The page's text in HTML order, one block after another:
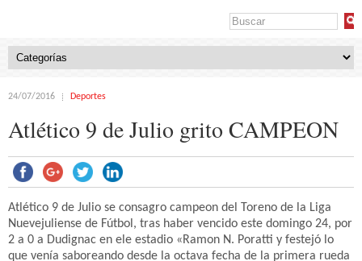
24/07/2016 Deportes
Atlético 9 de Julio grito CAMPEON
Atlético 9 de Julio se consagro campeon del Toreno de la Liga
Nuevejuliense de Fútbol, tras haber vencido este domingo 24, por
2 a 0 a Dudignac en ele estadio «Ramon N. Poratti y festejó lo
que venía saboreando desde la octava fecha de la primera rueda